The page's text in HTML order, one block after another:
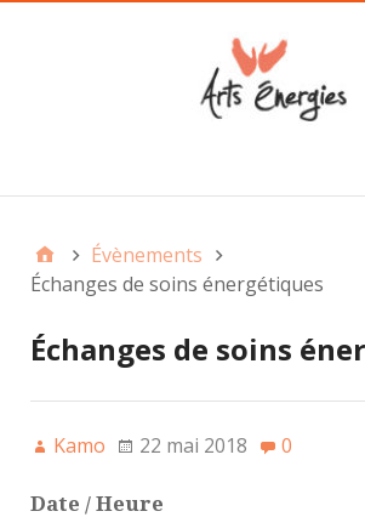
Évènements
Échanges de soins énergétiques
Échanges de soins
Kamo 22 mai 2018 0
Date / Heure